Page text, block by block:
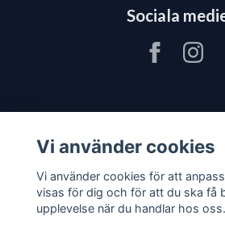
Sociala
Vi använder cookies
Vi använder cookies för att
visas för dig och för att du ska få
upplevelse när du handlar hos oss.